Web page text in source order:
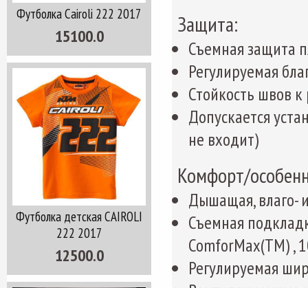
Футболка Cairoli 222 2017
15100.0
Футболка детская CAIROLI
222 2017
12500.0
Защита:
Съемная защита
Регулируемая
Стойкость швов к
Допускается
не входит)
Комфорт/
Дышащая, влаго-
Съемная
ComforMax(TM) ,
Регулируемая